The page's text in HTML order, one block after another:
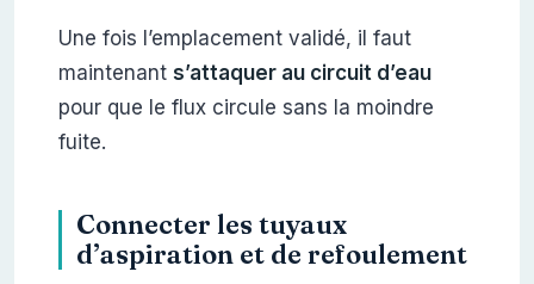
Une fois l’emplacement validé, il faut
maintenant s’attaquer au circuit d’eau
pour que le flux circule sans la moindre
fuite.
Connecter les tuyaux
d’aspiration et de refoulement